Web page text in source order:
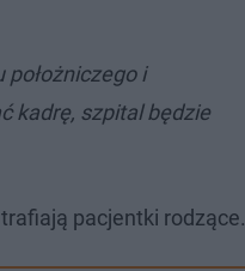
i
kadrę, szpital będzie
pacjentki rodzące.